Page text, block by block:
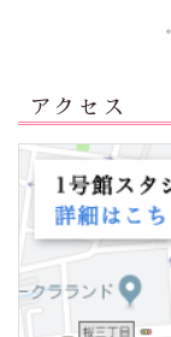
アクセス